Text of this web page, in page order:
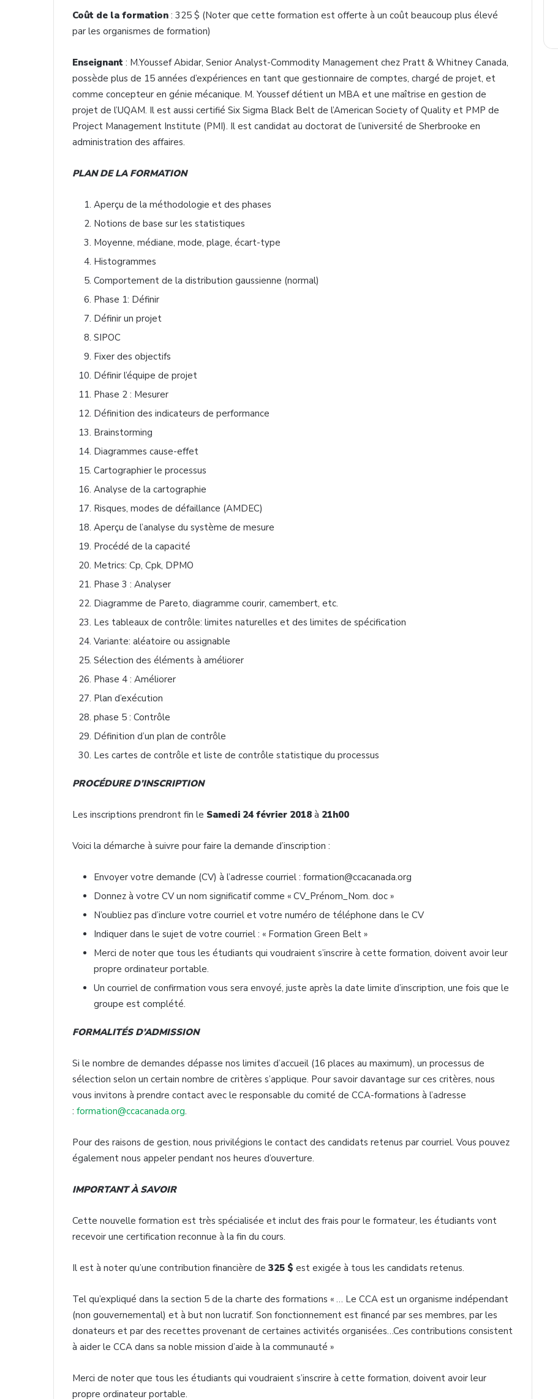
Coût de la formation : 325 $ (Noter que cette formation est offerte à un coût beaucoup plus élevé
par les organismes de formation)
Enseignant : M.Youssef Abidar, Senior Analyst-Commodity Management chez Pratt & Whitney Canada,
possède plus de 15 années d’expériences en tant que gestionnaire de comptes, chargé de projet, et
comme concepteur en génie mécanique. M. Youssef détient un MBA et une maîtrise en gestion de
projet de l’UQAM. Il est aussi certifié Six Sigma Black Belt de l’American Society of Quality et PMP de
Project Management Institute (PMI). Il est candidat au doctorat de l’université de Sherbrooke en
administration des affaires.
PLAN DE LA FORMATION
Aperçu de la méthodologie et des phases
Notions de base sur les statistiques
Moyenne, médiane, mode, plage, écart-type
Histogrammes
Comportement de la distribution gaussienne (normal)
Phase 1: Définir
Définir un projet
SIPOC
Fixer des objectifs
Définir l’équipe de projet
Phase 2 : Mesurer
Définition des indicateurs de performance
Brainstorming
Diagrammes cause-effet
Cartographier le processus
Analyse de la cartographie
Risques, modes de défaillance (AMDEC)
Aperçu de l’analyse du système de mesure
Procédé de la capacité
Metrics: Cp, Cpk, DPMO
Phase 3 : Analyser
Diagramme de Pareto, diagramme courir, camembert, etc.
Les tableaux de contrôle: limites naturelles et des limites de spécification
Variante: aléatoire ou assignable
Sélection des éléments à améliorer
Phase 4 : Améliorer
Plan d’exécution
phase 5 : Contrôle
Définition d’un plan de contrôle
Les cartes de contrôle et liste de contrôle statistique du processus
PROCÉDURE D’INSCRIPTION
Les inscriptions prendront fin le Samedi 24 février 2018 à 21h00
Voici la démarche à suivre pour faire la demande d’inscription :
Envoyer votre demande (CV) à l’adresse courriel : formation@ccacanada.org
Donnez à votre CV un nom significatif comme « CV_Prénom_Nom. doc »
N’oubliez pas d’inclure votre courriel et votre numéro de téléphone dans le CV
Indiquer dans le sujet de votre courriel : « Formation Green Belt »
Merci de noter que tous les étudiants qui voudraient s’inscrire à cette formation, doivent avoir leur
propre ordinateur portable.
Un courriel de confirmation vous sera envoyé, juste après la date limite d’inscription, une fois que le
groupe est complété.
FORMALITÉS D’ADMISSION
Si le nombre de demandes dépasse nos limites d’accueil (16 places au maximum), un processus de
sélection selon un certain nombre de critères s’applique. Pour savoir davantage sur ces critères, nous
vous invitons à prendre contact avec le responsable du comité de CCA-formations à l’adresse
: formation@ccacanada.org.
Pour des raisons de gestion, nous privilégions le contact des candidats retenus par courriel. Vous pouvez
également nous appeler pendant nos heures d’ouverture.
IMPORTANT À SAVOIR
Cette nouvelle formation est très spécialisée et inclut des frais pour le formateur, les étudiants vont
recevoir une certification reconnue à la fin du cours.
Il est à noter qu’une contribution financière de 325 $ est exigée à tous les candidats retenus.
Tel qu’expliqué dans la section 5 de la charte des formations « … Le CCA est un organisme indépendant
(non gouvernemental) et à but non lucratif. Son fonctionnement est financé par ses membres, par les
donateurs et par des recettes provenant de certaines activités organisées…Ces contributions consistent
à aider le CCA dans sa noble mission d’aide à la communauté »
Merci de noter que tous les étudiants qui voudraient s’inscrire à cette formation, doivent avoir leur
propre ordinateur portable.